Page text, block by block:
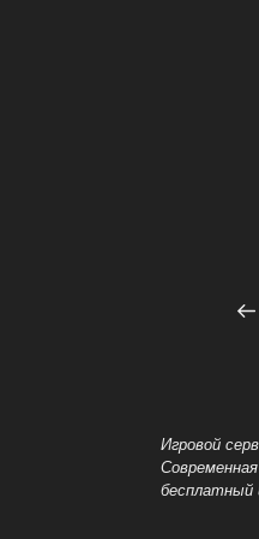
Игровой
бесплатный